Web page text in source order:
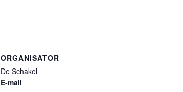
ORGANISATOR
De Schakel
E-mail